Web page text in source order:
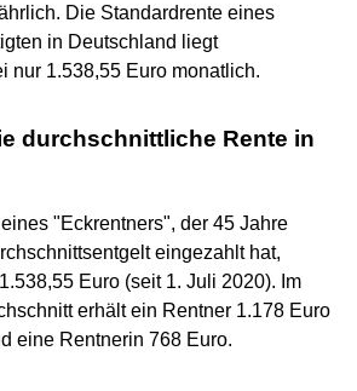
Die Standardrente eines
in Deutschland liegt
nur 1.538,55 Euro monatlich.
durchschnittliche Rente in
"Eckrentners", der 45 Jahre
eingezahlt hat,
Euro (seit 1. Juli 2020). Im
erhält ein Rentner 1.178 Euro
eine Rentnerin 768 Euro.